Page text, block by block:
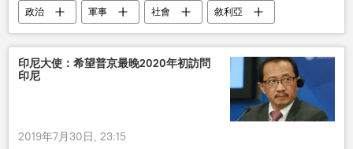
政治 軍事 社會 敘利亞
印尼大使：希望普京最晚2020年初訪問
印尼
2019年7月30日, 23:15